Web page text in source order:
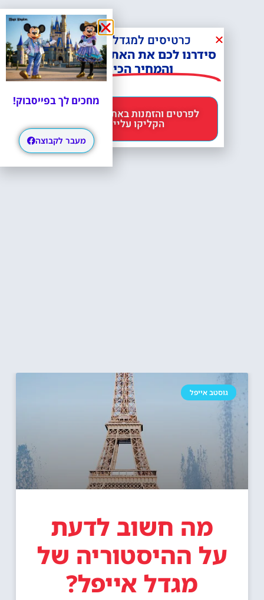
גוסטב אייפל
מה חשוב לדעת
על ההיסטוריה של
מגדל אייפל?
כרטיסים למגדל אייפל?
סידרנו לכם את האתר הכי אמין -
והמחיר הכי זול!
הקליקו עליי 😊
מחכים לך בפייסבוק!
מעבר לקבוצה